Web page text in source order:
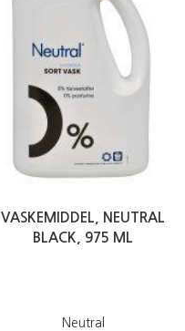
VASKEMIDDEL, NEUTRAL
BLACK, 975 ML
Neutral